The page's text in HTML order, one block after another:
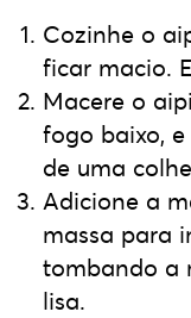
Cozinhe o
ficar macio.
Macere o
fogo baixo,
de uma
Adicione a
massa para
tombando a
lisa.